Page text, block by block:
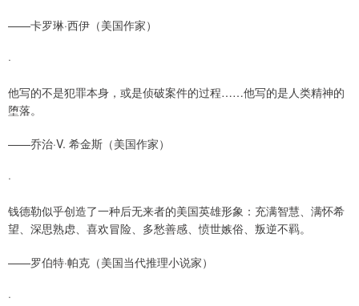
——卡罗琳·西伊（美国作家）
·
他写的不是犯罪本身，或是侦破案件的过程……他写的是人类精神的
堕落。
——乔治·V. 希金斯（美国作家）
·
钱德勒似乎创造了一种后无来者的美国英雄形象：充满智慧、满怀希
望、深思熟虑、喜欢冒险、多愁善感、愤世嫉俗、叛逆不羁。
——罗伯特·帕克（美国当代推理小说家）
·